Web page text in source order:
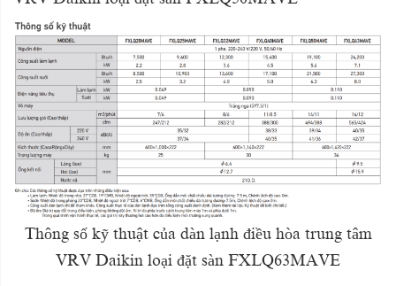
Thông số kỹ thuật của dàn lạnh điều hòa trung tâm
VRV Daikin loại đặt sàn FXLQ63MAVE